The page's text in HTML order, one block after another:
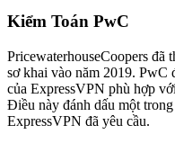
Kiểm Toán PwC
PricewaterhouseCoopers
sơ khai vào năm 2019. PwC
của ExpressVPN phù hợp
Điều này đánh dấu một
ExpressVPN đã yêu cầu.